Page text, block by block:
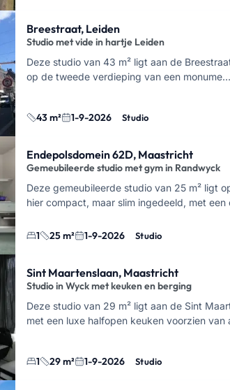
Breestraat, Leiden
Studio met vide in hartje Leiden
Deze studio van 43 m² ligt aan de
op de tweede verdieping van een monume…
43 m² 1-9-2026 Studio
Endepolsdomein 62D, Maastricht
Gemeubileerde studio met gym in Randwyck
Deze gemeubileerde studio van 25 m² ligt
hier compact, maar slim ingedeeld, met een
1 25 m² 1-9-2026 Studio
Sint Maartenslaan, Maastricht
Studio in Wyck met keuken en berging
Deze studio van 29 m² ligt aan de Sint
met een luxe halfopen keuken voorzien van
1 29 m² 1-9-2026 Studio